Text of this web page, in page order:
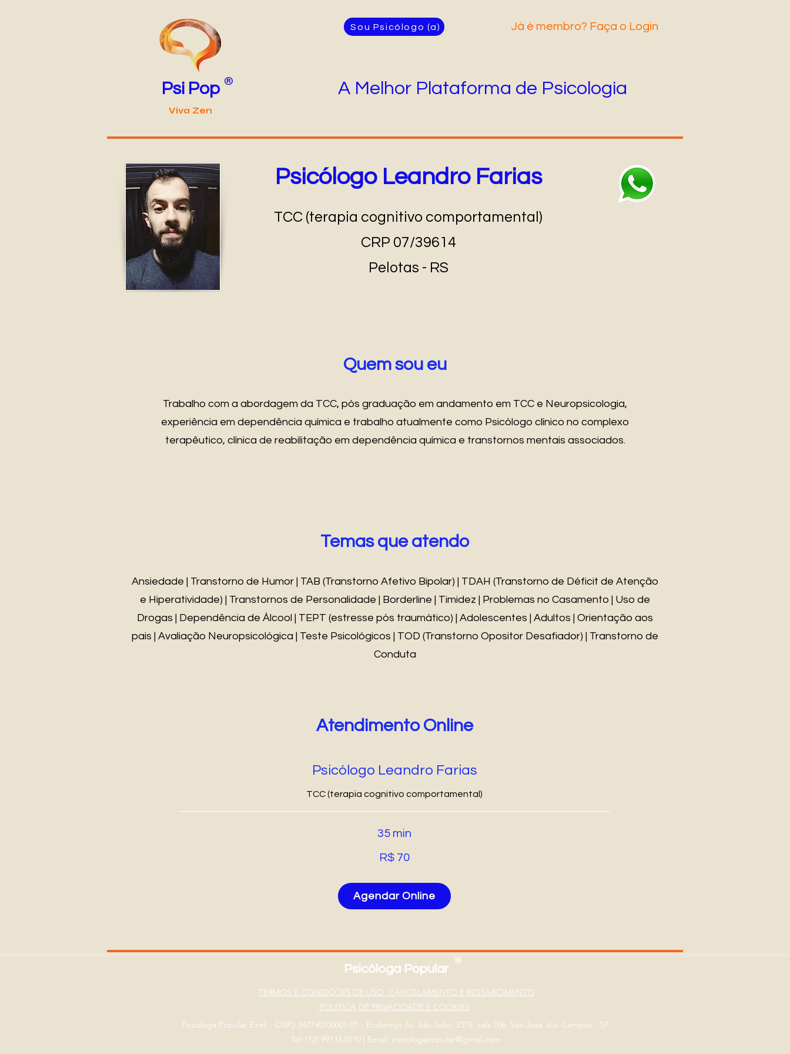
Psi Pop ®
Viva Zen
Sou Psicólogo (a) Já é membro? Faça o Login
A Melhor Plataforma de Psicologia
Psicólogo Leandro Farias
CRP 07/39614
Pelotas - RS
TCC (terapia cognitivo comportamental)
Quem sou eu
Trabalho com a abordagem da TCC, pós graduação em andamento em TCC e Neuropsicologia,
experiência em dependência química e trabalho atualmente como Psicólogo clínico no complexo
terapêutico, clínica de reabilitação em dependência química e transtornos mentais associados.
Temas que atendo
Ansiedade | Transtorno de Humor | TAB (Transtorno Afetivo Bipolar) | TDAH (Transtorno de Déficit de Atenção
e Hiperatividade) | Transtornos de Personalidade | Borderline | Timidez | Problemas no Casamento | Uso de
Drogas | Dependência de Álcool | TEPT (estresse pós traumático) | Adolescentes | Adultos | Orientação aos
pais | Avaliação Neuropsicológica | Teste Psicológicos | TOD (Transtorno Opositor Desafiador) | Transtorno de
Conduta
Atendimento Online
Psicólogo Leandro Farias
TCC (terapia cognitivo comportamental)
35 min
R$ 70
Agendar Online
Psicóloga Popular
®
TERMOS E CONDIÇÕES DE USO, CANCELAMENTO E RESSARCIMENTO
POLÍTICA DE PRIVACIDADE E COOKIES
Psicóloga Popular Eireli - CNPJ 347190100001-01 - Endereço Av. São João, 2375, sala 706, São José dos Campos - SP
Tel: (12) 99133-0710| Email: psicologapopular@gmail.com